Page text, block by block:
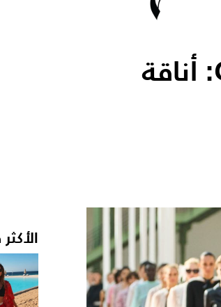
أسرار حب النجمات لدار Chanel: أناقة